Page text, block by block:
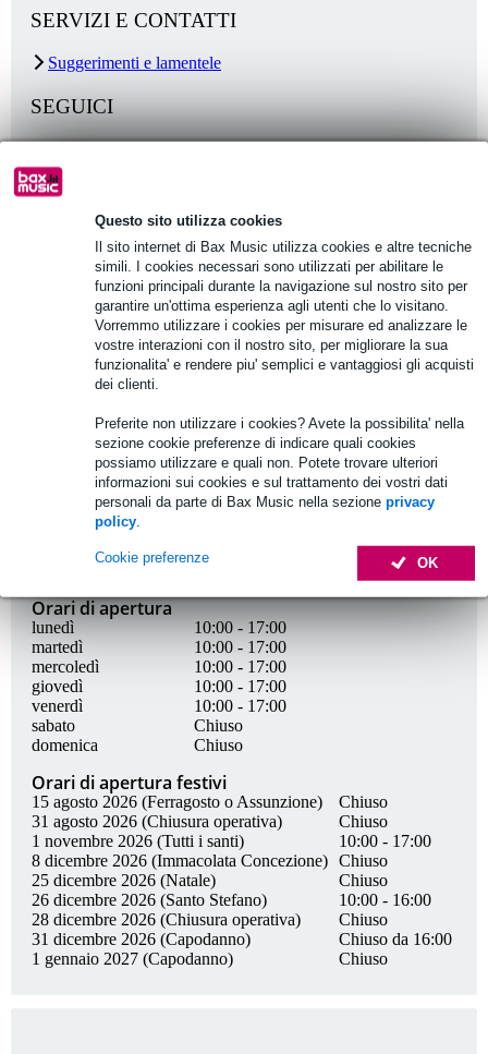
Questo sito utilizza cookies
Il sito internet di Bax Music utilizza cookies e altre tecniche
simili. I cookies necessari sono utilizzati per abilitare le
funzioni principali durante la navigazione sul nostro sito per
garantire un'ottima esperienza agli utenti che lo visitano.
Vorremmo utilizzare i cookies per misurare ed analizzare le
vostre interazioni con il nostro sito, per migliorare la sua
funzionalita' e rendere piu' semplici e vantaggiosi gli acquisti
dei clienti.
Preferite non utilizzare i cookies? Avete la possibilita' nella
sezione cookie preferenze di indicare quali cookies
possiamo utilizzare e quali non. Potete trovare ulteriori
informazioni sui cookies e sul trattamento dei vostri dati
personali da parte di Bax Music nella sezione privacy
policy
OK
Cookie preferenze
SERVIZI E CONTATTI
Suggerimenti e lamentele
SEGUICI
SICUREZZA E PRIVACY
Termini e Condizioni
Termini e condizioni delle promozioni
Personal data & GDPR
Pagamenti sicuri
Privacy policy
3-D Secure
Disclaimer
Politica sui cookie
Orari di apertura del servizio clienti
Orari di apertura
lunedì
10:00 - 17:00
martedì
10:00 - 17:00
mercoledì
10:00 - 17:00
giovedì
10:00 - 17:00
venerdì
10:00 - 17:00
sabato
Chiuso
domenica
Chiuso
Orari di apertura festivi
15 agosto 2026 (Ferragosto o Assunzione)
Chiuso
31 agosto 2026 (Chiusura operativa)
Chiuso
1 novembre 2026 (Tutti i santi)
10:00 - 17:00
8 dicembre 2026 (Immacolata Concezione) Chiuso
25 dicembre 2026 (Natale)
Chiuso
26 dicembre 2026 (Santo Stefano)
10:00 - 16:00
28 dicembre 2026 (Chiusura operativa)
Chiuso
31 dicembre 2026 (Capodanno)
Chiuso da 16:00
1 gennaio 2027 (Capodanno)
Chiuso